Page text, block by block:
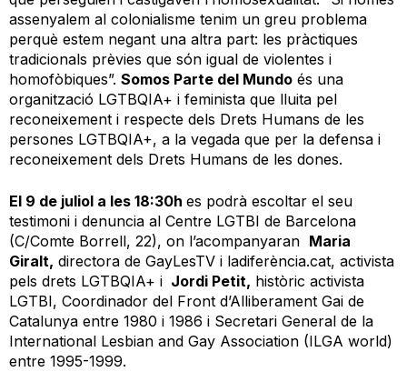
assenyalem al colonialisme tenim un greu problema
perquè estem negant una altra part: les pràctiques
tradicionals prèvies que són igual de violentes i
homofòbiques”. Somos Parte del Mundo és una
organització LGTBQIA+ i feminista que lluita pel
reconeixement i respecte dels Drets Humans de les
persones LGTBQIA+, a la vegada que per la defensa i
reconeixement dels Drets Humans de les dones.
El 9 de juliol a les 18:30h es podrà escoltar el seu
testimoni i denuncia al Centre LGTBI de Barcelona
(C/Comte Borrell, 22), on l’acompanyaran Maria
Giralt, directora de GayLesTV i ladiferència.cat, activista
pels drets LGTBQIA+ i Jordi Petit, històric activista
LGTBI, Coordinador del Front d’Alliberament Gai de
Catalunya entre 1980 i 1986 i Secretari General de la
International Lesbian and Gay Association (ILGA world)
entre 1995-1999.